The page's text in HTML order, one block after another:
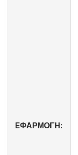
EΦΑΡΜΟΓΗ: